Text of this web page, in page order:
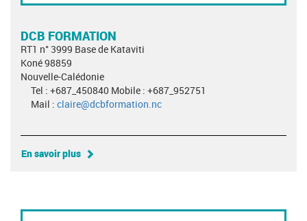
DCB FORMATION
RT1 n° 3999 Base de Kataviti
Koné 98859
Nouvelle-Calédonie
Tel : +687_450840 Mobile : +687_952751
Mail : claire@dcbformation.nc
En savoir plus